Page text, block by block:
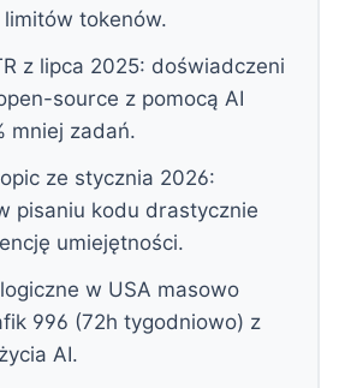
tokenów.
z lipca 2025: doświadczeni
source z pomocą AI
mniej zadań.
ze stycznia 2026:
pisaniu kodu drastycznie
umiejętności.
w USA masowo
996 (72h tygodniowo) z
AI.